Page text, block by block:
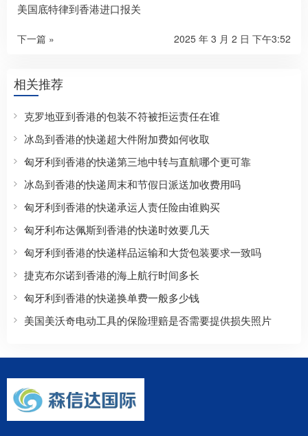
美国底特律到香港进口报关
下一篇 » 2025 年 3 月 2 日 下午3:52
相关推荐
克罗地亚到香港的包装不符被拒运责任在谁
冰岛到香港的快递超大件附加费如何收取
匈牙利到香港的快递第三地中转与直航哪个更可靠
冰岛到香港的快递周末和节假日派送加收费用吗
匈牙利到香港的快递承运人责任险由谁购买
匈牙利布达佩斯到香港的快递时效要几天
匈牙利到香港的快递样品运输和大货包装要求一致吗
捷克布尔诺到香港的海上航行时间多长
匈牙利到香港的快递换单费一般多少钱
美国美沃奇电动工具的保险理赔是否需要提供损失照片